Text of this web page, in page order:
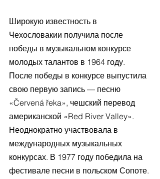
Широкую известность в
Чехословакии получила после
победы в музыкальном конкурсе
молодых талантов в 1964 году.
После победы в конкурсе выпустила
свою первую запись — песню
«Červená řeka», чешский перевод
американской «Red River Valley».
Неоднократно участвовала в
международных музыкальных
конкурсах. В 1977 году победила на
фестивале песни в польском Сопоте.